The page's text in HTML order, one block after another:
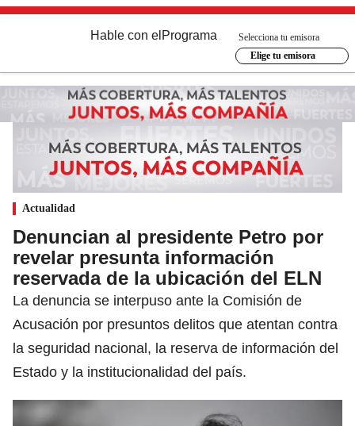
Hable con el Programa
Selecciona tu emisora
Elige tu emisora
Actualidad
Denuncian al presidente Petro por
revelar presunta información
reservada de la ubicación del ELN
La denuncia se interpuso ante la Comisión de
Acusación por presuntos delitos que atentan contra
la seguridad nacional, la reserva de información del
Estado y la institucionalidad del país.